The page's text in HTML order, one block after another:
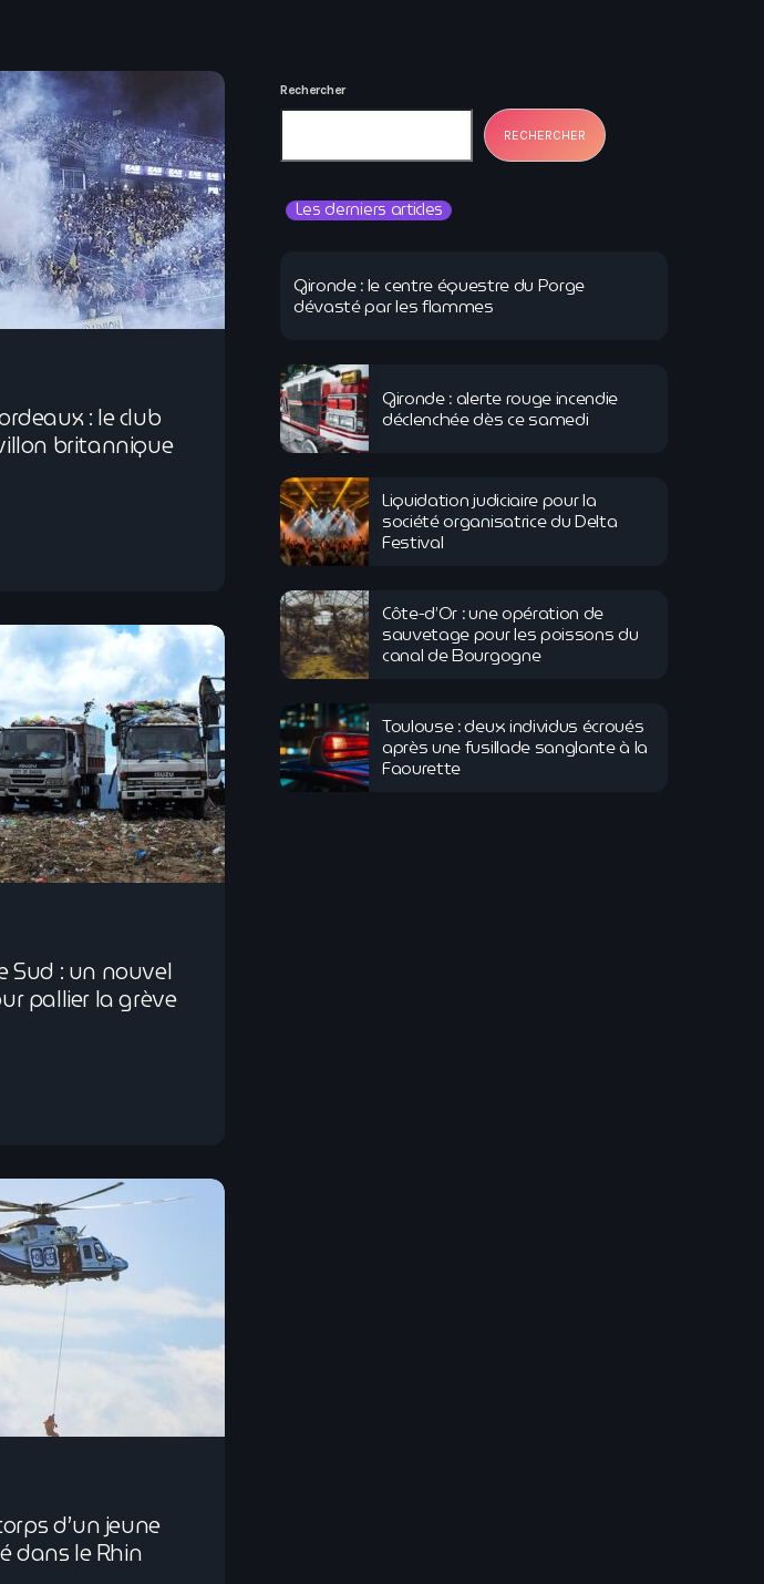
: le club
britannique
Sud : un nouvel
pallier la grève
d’un jeune
dans le Rhin
Rechercher
RECHERCHER
Les derniers articles
Gironde : le centre équestre du Porge
dévasté par les flammes
Gironde : alerte rouge incendie
déclenchée dès ce samedi
Liquidation judiciaire pour la
société organisatrice du Delta
Festival
Côte-d’Or : une opération de
sauvetage pour les poissons du
canal de Bourgogne
Toulouse : deux individus écroués
après une fusillade sanglante à la
Faourette